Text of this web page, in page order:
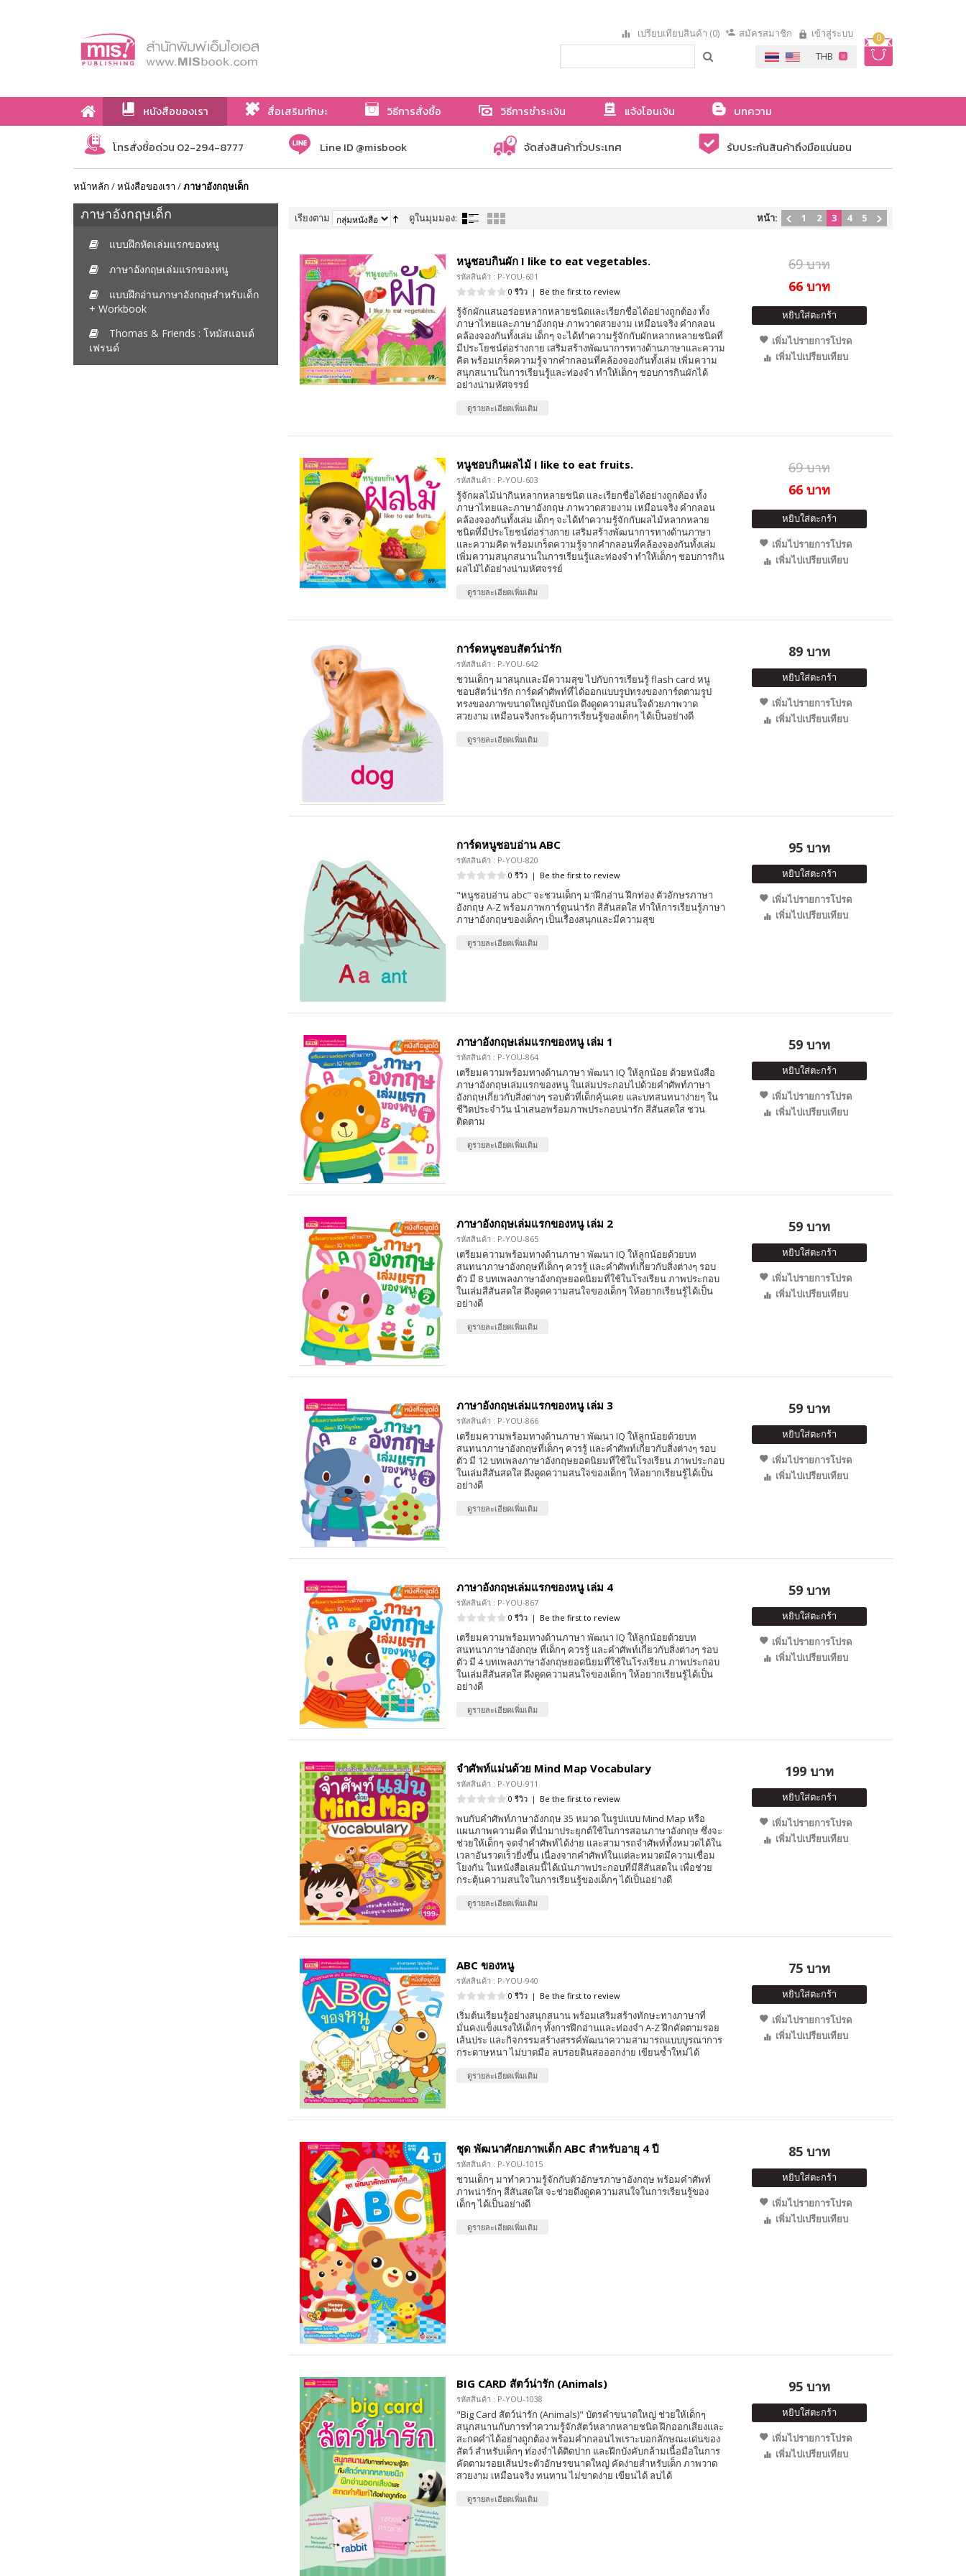
0
เปรียบเทียบสินค้า (0) สมัครสมาชิก เข้าสู่ระบบ
หนังสือของเรา สื่อเสริมทักษะ วิธีการสั่งซื้อ วิธีการชำระเงิน แจ้งโอนเงิน
บทความ
เกี่ยวกับเรา
โทรสั่งซื้อด่วน 02-294-8777 Line ID @misbook จัดส่งสินค้าทั่วประเทศ รับประกันสินค้าถึงมือแน่นอน
หน้าหลัก /หนังสือของเรา /ภาษาอังกฤษเด็ก
ภาษาอังกฤษเด็ก
แบบฝึกหัดเล่มแรกของหนู
ภาษาอังกฤษเล่มแรกของหนู
แบบฝึกอ่านภาษาอังกฤษสำหรับเด็ก
+ Workbook
Thomas & Friends : โทมัสแอนด์
เฟรนด์
เรียงตาม ดูในมุมมอง: หน้า: 1 2 3 4 5
หนูชอบกินผัก I like to eat vegetables.
รหัสสินค้า : P-YOU-601
0 รีวิว | Be the first to review
รู้จักผักแสนอร่อยหลากหลายชนิดและเรียกชื่อได้อย่างถูกต้อง ทั้ง
ภาษาไทยและภาษาอังกฤษ ภาพวาดสวยงาม เหมือนจริง คำกลอน
คล้องจองกันทั้งเล่ม เด็กๆ จะได้ทำความรู้จักกับผักหลากหลายชนิดที่
มีประโยชน์ต่อร่างกาย เสริมสร้างพัฒนาการทางด้านภาษาและความ
คิด พร้อมเกร็ดความรู้จากคำกลอนที่คล้องจองกันทั้งเล่ม เพิ่มความ
สนุกสนานในการเรียนรู้และท่องจำ ทำให้เด็กๆ ชอบการกินผักได้
อย่างน่ามหัศจรรย์
ดูรายละเอียดเพิ่มเติม
69 บาท
66 บาท
หยิบใส่ตะกร้า
เพิ่มไปรายการโปรด
เพิ่มไปเปรียบเทียบ
หนูชอบกินผลไม้ I like to eat fruits.
รหัสสินค้า : P-YOU-603
รู้จักผลไม้น่ากินหลากหลายชนิด และเรียกชื่อได้อย่างถูกต้อง ทั้ง
ภาษาไทยและภาษาอังกฤษ ภาพวาดสวยงาม เหมือนจริง คำกลอน
คล้องจองกันทั้งเล่ม เด็กๆ จะได้ทำความรู้จักกับผลไม้หลากหลาย
ชนิดที่มีประโยชน์ต่อร่างกาย เสริมสร้างพัฒนาการทางด้านภาษา
และความคิด พร้อมเกร็ดความรู้จากคำกลอนที่คล้องจองกันทั้งเล่ม
เพิ่มความสนุกสนานในการเรียนรู้และท่องจำ ทำให้เด็กๆ ชอบการกิน
ผลไม้ได้อย่างน่ามหัศจรรย์
ดูรายละเอียดเพิ่มเติม
69 บาท
66 บาท
หยิบใส่ตะกร้า
เพิ่มไปรายการโปรด
เพิ่มไปเปรียบเทียบ
การ์ดหนูชอบสัตว์น่ารัก
รหัสสินค้า : P-YOU-642
ชวนเด็กๆ มาสนุกและมีความสุข ไปกับการเรียนรู้ flash card หนู
ชอบสัตว์น่ารัก การ์ดคำศัพท์ที่ได้ออกแบบรูปทรงของการ์ดตามรูป
ทรงของภาพขนาดใหญ่จับถนัด ดึงดูดความสนใจด้วยภาพวาด
สวยงาม เหมือนจริงกระตุ้นการเรียนรู้ของเด็กๆ ได้เป็นอย่างดี
ดูรายละเอียดเพิ่มเติม
89 บาท
หยิบใส่ตะกร้า
เพิ่มไปรายการโปรด
เพิ่มไปเปรียบเทียบ
การ์ดหนูชอบอ่าน ABC
รหัสสินค้า : P-YOU-820
0 รีวิว | Be the first to review
"หนูชอบอ่าน abc" จะชวนเด็กๆ มาฝึกอ่าน ฝึกท่อง ตัวอักษรภาษา
อังกฤษ A-Z พร้อมภาพการ์ตูนน่ารัก สีสันสดใส ทำให้การเรียนรู้ภาษา
ภาษาอังกฤษของเด็กๆ เป็นเรื่องสนุกและมีความสุข
ดูรายละเอียดเพิ่มเติม
95 บาท
หยิบใส่ตะกร้า
เพิ่มไปรายการโปรด
เพิ่มไปเปรียบเทียบ
ภาษาอังกฤษเล่มแรกของหนู เล่ม 1
รหัสสินค้า : P-YOU-864
เตรียมความพร้อมทางด้านภาษา พัฒนา IQ ให้ลูกน้อย ด้วยหนังสือ
ภาษาอังกฤษเล่มแรกของหนู ในเล่มประกอบไปด้วยคำศัพท์ภาษา
อังกฤษเกี่ยวกับสิ่งต่างๆ รอบตัวที่เด็กคุ้นเคย และบทสนทนาง่ายๆ ใน
ชีวิตประจำวัน นำเสนอพร้อมภาพประกอบน่ารัก สีสันสดใส ชวน
ติดตาม
ดูรายละเอียดเพิ่มเติม
59 บาท
หยิบใส่ตะกร้า
เพิ่มไปรายการโปรด
เพิ่มไปเปรียบเทียบ
ภาษาอังกฤษเล่มแรกของหนู เล่ม 2
รหัสสินค้า : P-YOU-865
เตรียมความพร้อมทางด้านภาษา พัฒนา IQ ให้ลูกน้อยด้วยบท
สนทนาภาษาอังกฤษที่เด็กๆ ควรรู้ และคำศัพท์เกี่ยวกับสิ่งต่างๆ รอบ
ตัว มี 8 บทเพลงภาษาอังกฤษยอดนิยมที่ใช้ในโรงเรียน ภาพประกอบ
ในเล่มสีสันสดใส ดึงดูดความสนใจของเด็กๆ ให้อยากเรียนรู้ได้เป็น
อย่างดี
ดูรายละเอียดเพิ่มเติม
59 บาท
หยิบใส่ตะกร้า
เพิ่มไปรายการโปรด
เพิ่มไปเปรียบเทียบ
ภาษาอังกฤษเล่มแรกของหนู เล่ม 3
รหัสสินค้า : P-YOU-866
เตรียมความพร้อมทางด้านภาษา พัฒนา IQ ให้ลูกน้อยด้วยบท
สนทนาภาษาอังกฤษที่เด็กๆ ควรรู้ และคำศัพท์เกี่ยวกับสิ่งต่างๆ รอบ
ตัว มี 12 บทเพลงภาษาอังกฤษยอดนิยมที่ใช้ในโรงเรียน ภาพประกอบ
ในเล่มสีสันสดใส ดึงดูดความสนใจของเด็กๆ ให้อยากเรียนรู้ได้เป็น
อย่างดี
ดูรายละเอียดเพิ่มเติม
59 บาท
หยิบใส่ตะกร้า
เพิ่มไปรายการโปรด
เพิ่มไปเปรียบเทียบ
ภาษาอังกฤษเล่มแรกของหนู เล่ม 4
รหัสสินค้า : P-YOU-867
0 รีวิว | Be the first to review
เตรียมความพร้อมทางด้านภาษา พัฒนา IQ ให้ลูกน้อยด้วยบท
สนทนาภาษาอังกฤษ ที่เด็กๆ ควรรู้ และคำศัพท์เกี่ยวกับสิ่งต่างๆ รอบ
ตัว มี 4 บทเพลงภาษาอังกฤษยอดนิยมที่ใช้ในโรงเรียน ภาพประกอบ
ในเล่มสีสันสดใส ดึงดูดความสนใจของเด็กๆ ให้อยากเรียนรู้ได้เป็น
อย่างดี
ดูรายละเอียดเพิ่มเติม
59 บาท
หยิบใส่ตะกร้า
เพิ่มไปรายการโปรด
เพิ่มไปเปรียบเทียบ
จำศัพท์แม่นด้วย Mind Map Vocabulary
รหัสสินค้า : P-YOU-911
0 รีวิว | Be the first to review
พบกับคำศัพท์ภาษาอังกฤษ 35 หมวด ในรูปแบบ Mind Map หรือ
แผนภาพความคิด ที่นำมาประยุกต์ใช้ในการสอนภาษาอังกฤษ ซึ่งจะ
ช่วยให้เด็กๆ จดจำคำศัพท์ได้ง่าย และสามารถจำศัพท์ทั้งหมวดได้ใน
เวลาอันรวดเร็วยิ่งขึ้น เนื่องจากคำศัพท์ในแต่ละหมวดมีความเชื่อม
โยงกัน ในหนังสือเล่มนี้ได้เน้นภาพประกอบที่มีสีสันสดใน เพื่อช่วย
กระตุ้นความสนใจในการเรียนรู้ของเด็กๆ ได้เป็นอย่างดี
ดูรายละเอียดเพิ่มเติม
199 บาท
หยิบใส่ตะกร้า
เพิ่มไปรายการโปรด
เพิ่มไปเปรียบเทียบ
ABC ของหนู
รหัสสินค้า : P-YOU-940
0 รีวิว | Be the first to review
เริ่มต้นเรียนรู้อย่างสนุกสนาน พร้อมเสริมสร้างทักษะทางภาษาที่
มั่นคงแข็งแรงให้เด็กๆ ทั้งการฝึกอ่านและท่องจำ A-Z ฝึกคัดตามรอย
เส้นประ และกิจกรรมสร้างสรรค์พัฒนาความสามารถแบบบูรณาการ
กระดาษหนา ไม่บาดมือ ลบรอยดินสอออกง่าย เขียนซ้ำใหม่ได้
ดูรายละเอียดเพิ่มเติม
75 บาท
หยิบใส่ตะกร้า
เพิ่มไปรายการโปรด
เพิ่มไปเปรียบเทียบ
ชุด พัฒนาศักยภาพเด็ก ABC สำหรับอายุ 4 ปี
รหัสสินค้า : P-YOU-1015
ชวนเด็กๆ มาทำความรู้จักกับตัวอักษรภาษาอังกฤษ พร้อมคำศัพท์
ภาพน่ารักๆ สีสันสดใส จะช่วยดึงดูดความสนใจในการเรียนรู้ของ
เด็กๆ ได้เป็นอย่างดี
ดูรายละเอียดเพิ่มเติม
85 บาท
หยิบใส่ตะกร้า
เพิ่มไปรายการโปรด
เพิ่มไปเปรียบเทียบ
BIG CARD สัตว์น่ารัก (Animals)
รหัสสินค้า : P-YOU-1038
"Big Card สัตว์น่ารัก (Animals)" บัตรคำขนาดใหญ่ ช่วยให้เด็กๆ
สนุกสนานกับการทำความรู้จักสัตว์หลากหลายชนิด ฝึกออกเสียงและ
สะกดคำได้อย่างถูกต้อง พร้อมคำกลอนไพเราะบอกลักษณะเด่นของ
สัตว์ สำหรับเด็กๆ ท่องจำได้ติดปาก และฝึกบังคับกล้ามเนื้อมือในการ
คัดตามรอยเส้นประตัวอักษรขนาดใหญ่ คัดง่ายสำหรับเด็ก ภาพวาด
สวยงาม เหมือนจริง ทนทาน ไม่ขาดง่าย เขียนได้ ลบได้
ดูรายละเอียดเพิ่มเติม
95 บาท
หยิบใส่ตะกร้า
เพิ่มไปรายการโปรด
เพิ่มไปเปรียบเทียบ